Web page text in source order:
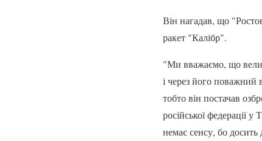
Він нагадав, що
ракет "Калібр".
"Ми вважаємо, що
і через його поважний
тобто він постачав
російської федерації
немає сенсу, бо досить